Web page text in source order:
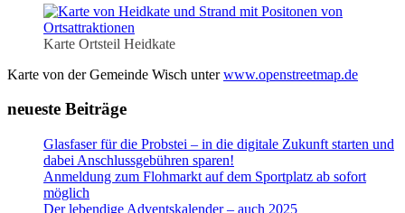
Karte Ortsteil Heidkate
Karte von der Gemeinde Wisch unterwww.openstreetmap.de
neueste Beiträge
Glasfaser für die Probstei – in die digitale Zukunft starten und
dabei Anschlussgebühren sparen!
Anmeldung zum Flohmarkt auf dem Sportplatz ab sofort
möglich
Der lebendige Adventskalender – auch 2025